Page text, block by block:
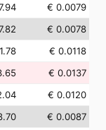
€ 0.0079
€ 0.0078
€ 0.0118
€ 0.0137
€ 0.0120
€ 0.0087